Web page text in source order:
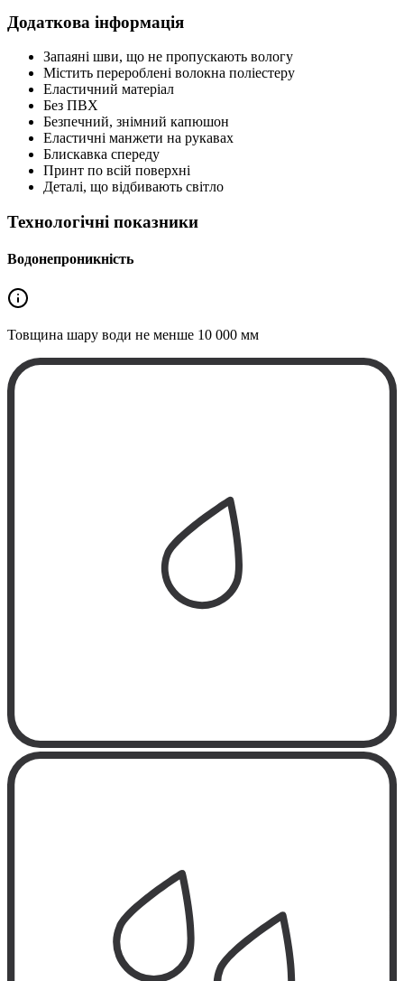
Додаткова інформація
Запаяні шви, що не пропускають вологу
Містить перероблені волокна поліестеру
Еластичний матеріал
Без ПВХ
Безпечний, знімний капюшон
Еластичні манжети на рукавах
Блискавка спереду
Принт по всій поверхні
Деталі, що відбивають світло
Технологічні показники
Водонепроникність
Товщина шару води не менше 10 000 мм